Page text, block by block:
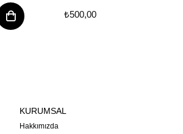
₺500,00
KURUMSAL
Hakkımızda